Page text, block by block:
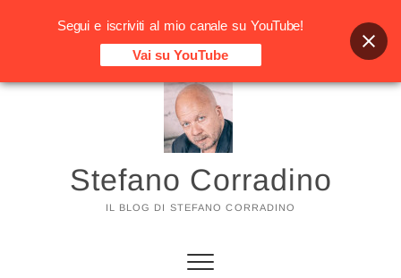
Vai
Stefano Corradino
IL BLOG DI STEFANO CORRADINO
Segui e iscriviti al mio canale su YouTube!
Vai su YouTube